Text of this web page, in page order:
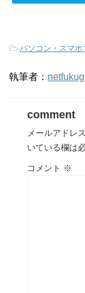
-パソコン・スマホ
執筆者：
comment
メールアドレ
いている欄は
コメント ※